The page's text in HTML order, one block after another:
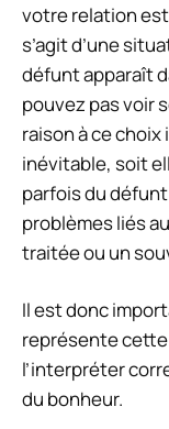
votre relation
s’agit d’une
défunt apparaît
pouvez pas voir
raison à ce
inévitable, soit
parfois du
problèmes liés
traitée ou un
Il est donc
représente
l’interpréter
du bonheur.